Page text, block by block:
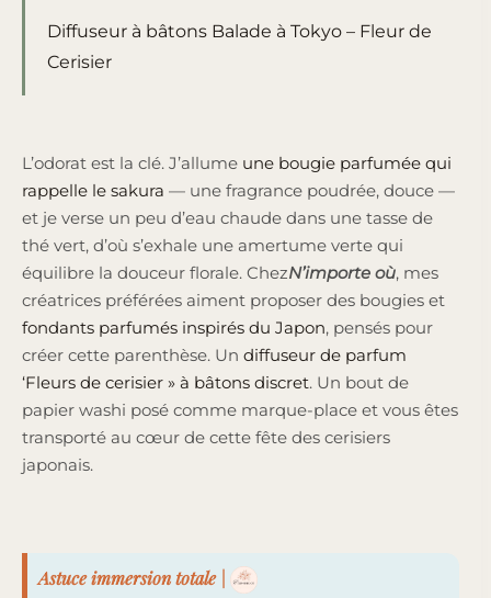
Diffuseur à bâtons Balade à Tokyo – Fleur de
Cerisier
L’odorat est la clé. J’allume une bougie parfumée qui
rappelle le sakura — une fragrance poudrée, douce —
et je verse un peu d’eau chaude dans une tasse de
thé vert, d’où s’exhale une amertume verte qui
équilibre la douceur florale. ChezN’importe où, mes
créatrices préférées aiment proposer des bougies et
fondants parfumés inspirés du Japon, pensés pour
créer cette parenthèse. Un diffuseur de parfum
‘Fleurs de cerisier » à bâtons discret. Un bout de
papier washi posé comme marque-place et vous êtes
transporté au cœur de cette fête des cerisiers
japonais.
Astuce immersion totale |